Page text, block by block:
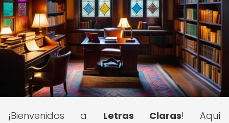
¡Bienvenidos a Letras Claras! Aquí